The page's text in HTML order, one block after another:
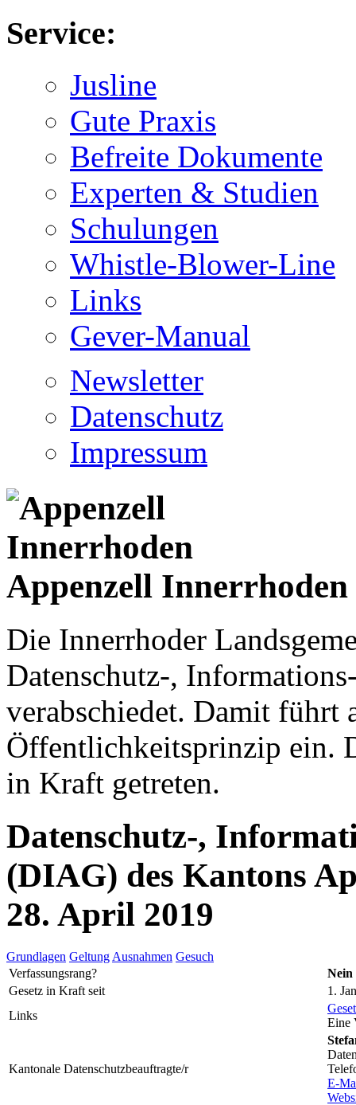
Service:
Jusline
Gute Praxis
Befreite Dokumente
Experten & Studien
Schulungen
Whistle-Blower-Line
Links
Gever-Manual
Newsletter
Datenschutz
Impressum
Appenzell Innerrhoden
Die Innerrhoder
Datenschutz-,
verabschiedet. Damit führt
Öffentlichkeitsprinzip ein.
in Kraft getreten.
Datenschutz-,
(DIAG) des Kantons
28. April 2019
Grundlagen Geltung Ausnahmen Gesuch
Verfassungsrang?
Nein
Gesetz in Kraft seit
1.
Links
Eine
Kantonale Datenschutzbeauftragte/r
E-